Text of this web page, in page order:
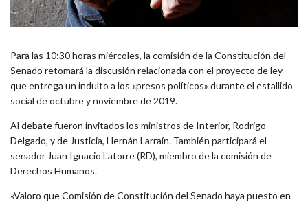
Para las 10:30 horas miércoles, la comisión de la Constitución del
Senado retomará la discusión relacionada con el proyecto de ley
que entrega un indulto a los «presos políticos» durante el estallido
social de octubre y noviembre de 2019.
Al debate fueron invitados los ministros de Interior, Rodrigo
Delgado, y de Justicia, Hernán Larraín. También participará el
senador Juan Ignacio Latorre (RD), miembro de la comisión de
Derechos Humanos.
«Valoro que Comisión de Constitución del Senado haya puesto en